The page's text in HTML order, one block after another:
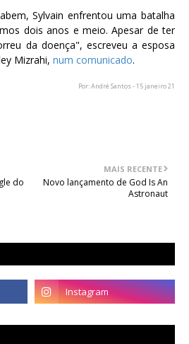
Sylvain enfrentou uma batalha
dois anos e meio. Apesar de ter
da doença", escreveu a esposa
Mizrahi, num comunicado.
Por: André Santos - 15 janeiro 21
MAIS RECENTE
Novo lançamento de God Is An
Astronaut
do